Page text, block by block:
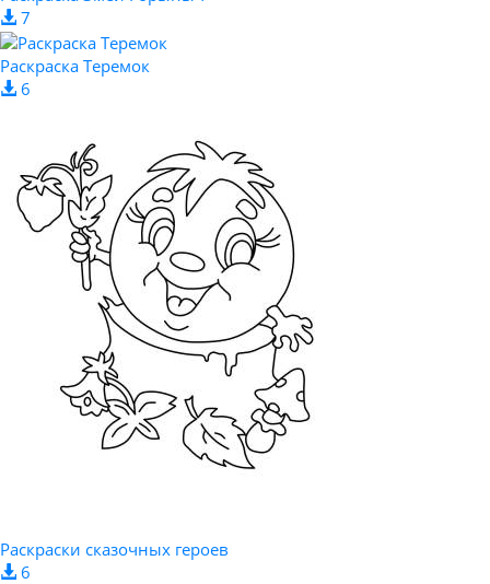
7
Раскраска Теремок
6
Раскраски сказочных героев
6